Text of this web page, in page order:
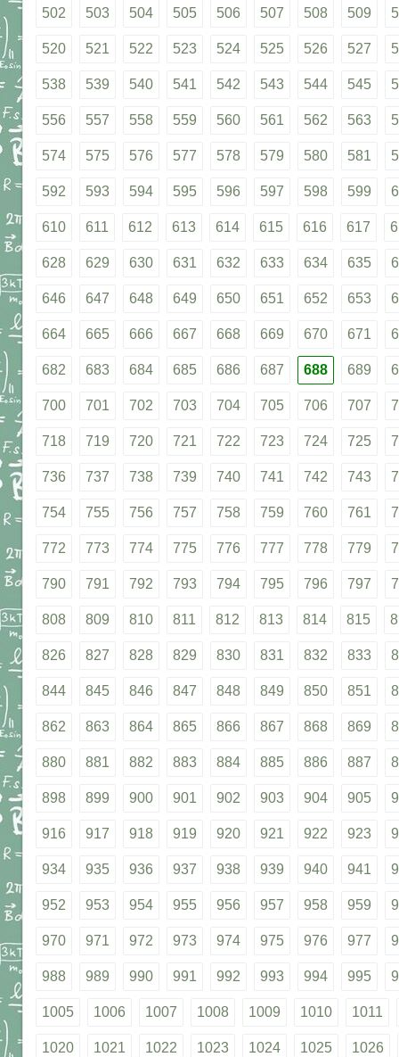
502 503 504 505 506 507 508 509
520 521 522 523 524 525 526 527
538 539 540 541 542 543 544 545
556 557 558 559 560 561 562 563
574 575 576 577 578 579 580 581
592 593 594 595 596 597 598 599
610 611 612 613 614 615 616 617
628 629 630 631 632 633 634 635
646 647 648 649 650 651 652 653
664 665 666 667 668 669 670 671
682 683 684 685 686 687 688 689
700 701 702 703 704 705 706 707
718 719 720 721 722 723 724 725
736 737 738 739 740 741 742 743
754 755 756 757 758 759 760 761
772 773 774 775 776 777 778 779
790 791 792 793 794 795 796 797
808 809 810 811 812 813 814 815
826 827 828 829 830 831 832 833
844 845 846 847 848 849 850 851
862 863 864 865 866 867 868 869
880 881 882 883 884 885 886 887
898 899 900 901 902 903 904 905
916 917 918 919 920 921 922 923
934 935 936 937 938 939 940 941
952 953 954 955 956 957 958 959
970 971 972 973 974 975 976 977
988 989 990 991 992 993 994 995
1005 1006 1007 1008 1009 1010 1011
1020 1021 1022 1023 1024 1025 1026